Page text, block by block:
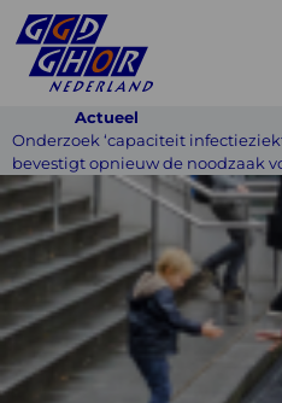
Actueel
Onderzoek ‘capaciteit
bevestigt opnieuw de noodzaak
Onderzoek
‘capaciteit
in
beeld’
bevestigt